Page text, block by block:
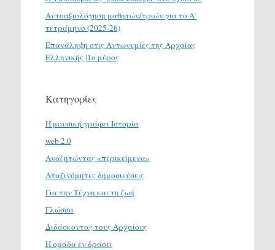
Αυτοαξιολόγηση μαθητών/τριών για το Α΄
τετράμηνο (2025-26)
Επανάληψη στις Αντωνυμίες της Αρχαίας
Ελληνικής |1ο μέρος
Κατηγορίες
H μουσική γράφει Ιστορία
web 2.0
Αναζητώντας «περικείμενα»
Αταξινόμητες δημοσιεύσεις
Για την Τέχνη και τη ζωή
Γλώσσα
Διδάσκοντας τους Αρχαίους
Η ομάδα εν δράσει